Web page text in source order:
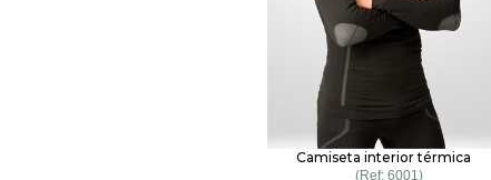
Camiseta interior térmica
6001